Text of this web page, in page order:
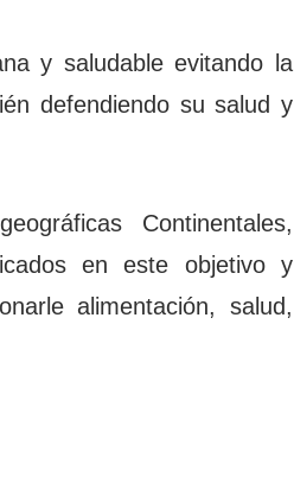
y saludable evitando la
defendiendo su salud y
Continentales,
en este objetivo y
alimentación, salud,